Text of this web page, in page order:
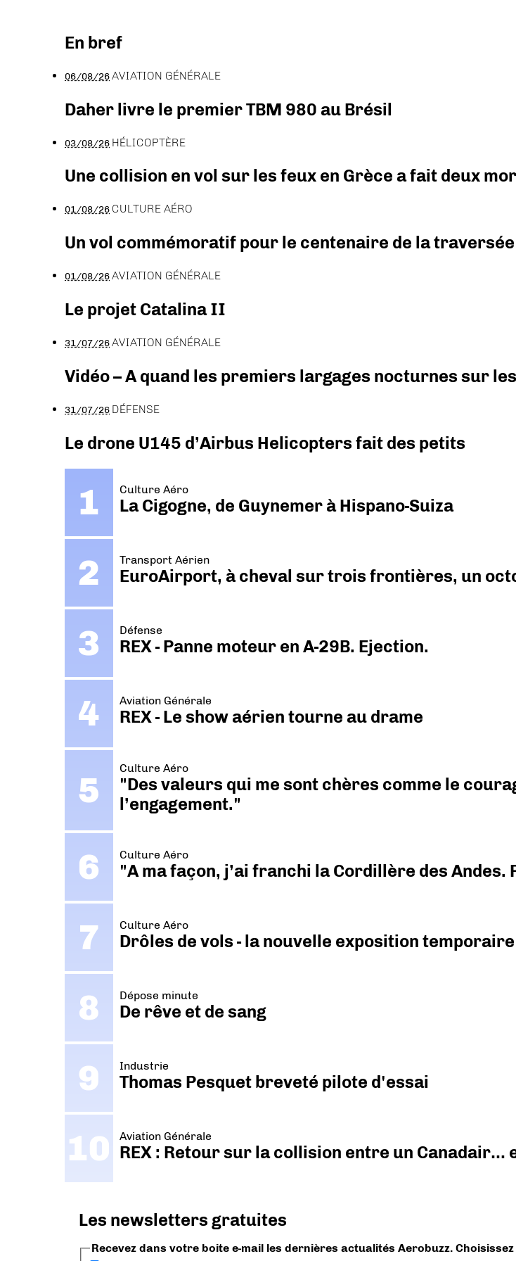
En bref
06/08/26AVIATION GÉNÉRALE
Daher livre le premier TBM 980 au Brésil
03/08/26 HÉLICOPTÈRE
Une collision en vol sur les feux en Grèce a fait deux
01/08/26 CULTURE AÉRO
Un vol commémoratif pour le centenaire de la
01/08/26AVIATION GÉNÉRALE
Le projet Catalina II
31/07/26AVIATION GÉNÉRALE
Vidéo – A quand les premiers largages nocturnes sur
31/07/26 DÉFENSE
Le drone U145 d’Airbus Helicopters fait des petits
Culture Aéro
La Cigogne, de Guynemer à Hispano-Suiza
Transport Aérien
EuroAirport, à cheval sur trois frontières, un
Défense
REX - Panne moteur en A-29B. Ejection.
Aviation Générale
REX - Le show aérien tourne au drame
Culture Aéro
"Des valeurs qui me sont chères comme le
l’engagement."
Culture Aéro
"A ma façon, j’ai franchi la Cordillère des
Culture Aéro
Drôles de vols - la nouvelle exposition
Dépose minute
De rêve et de sang
Industrie
Thomas Pesquet breveté pilote d'essai
Aviation Générale
REX : Retour sur la collision entre un Canadair…
Les newsletters gratuites
Recevez dans votre boite e-mail les dernières actualités Aerobuzz.